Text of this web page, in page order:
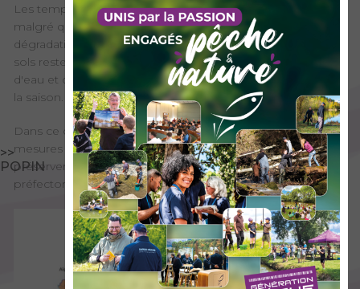
>>
POPIN
Les températures élevées de ces dernières semaines,
malgré quelques épisodes orageux, ont entraîné une
dégradation de la situation hydrologique en Savoie. Les
sols restent fortement asséchés et les niveaux des cours
d'eau et des nappes présentent des niveaux très bas pour
la saison.
Dans ce contexte, la préfecture de la Savoie renforce les
mesures de restriction des usages de l'eau afin de
préserver la ressource. Ces mesures sont prises par arrêté
préfectoral.